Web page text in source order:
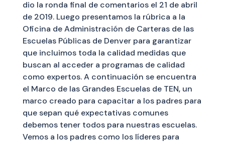
dio la ronda final de comentarios el 21 de abril
de 2019. Luego presentamos la rúbrica a la
Oficina de Administración de Carteras de las
Escuelas Públicas de Denver para garantizar
que incluimos toda la calidad medidas que
buscan al acceder a programas de calidad
como expertos. A continuación se encuentra
el Marco de las Grandes Escuelas de TEN, un
marco creado para capacitar a los padres para
que sepan qué expectativas comunes
debemos tener todos para nuestras escuelas.
Vemos a los padres como los líderes para